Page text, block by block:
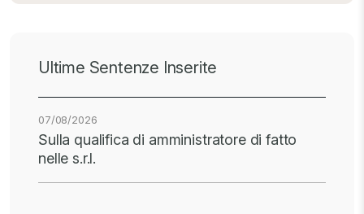
Ultime Sentenze Inserite
07/08/2026
Sulla qualifica di amministratore di fatto
nelle s.r.l.